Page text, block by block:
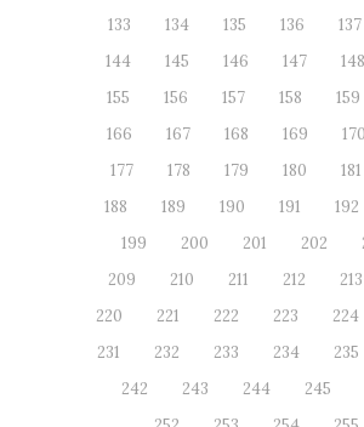
133
134 135 136 137
144
145 146 147 148
155
156 157 158 159
166
167 168 169 170
177
178 179 180 181
188
189 190 191 192
199
200 201 202
209
210 211 212 213
220
221 222 223 224
231
232 233 234 235
242
243 244 245